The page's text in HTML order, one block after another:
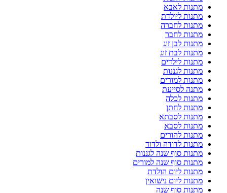
מתנות לאבא
מתנות ליולדת
מתנות לחברה
מתנות לחבר
מתנות לבן זוג
מתנות לבת זוג
מתנות לילדים
מתנות לגננות
מתנות למורים
מתנה לסייעת
מתנות לכלה
מתנות לחתן
מתנות לסבתא
מתנות לסבא
מתנות להורים
מתנות לדודה ולדוד
מתנות סוף שנה לגננות
מתנות סוף שנה למורים
מתנות ליום הולדת
מתנות ליום נישואין
מתנות סוף שנה